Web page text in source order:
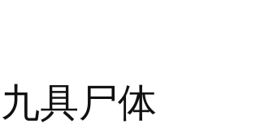
具尸体